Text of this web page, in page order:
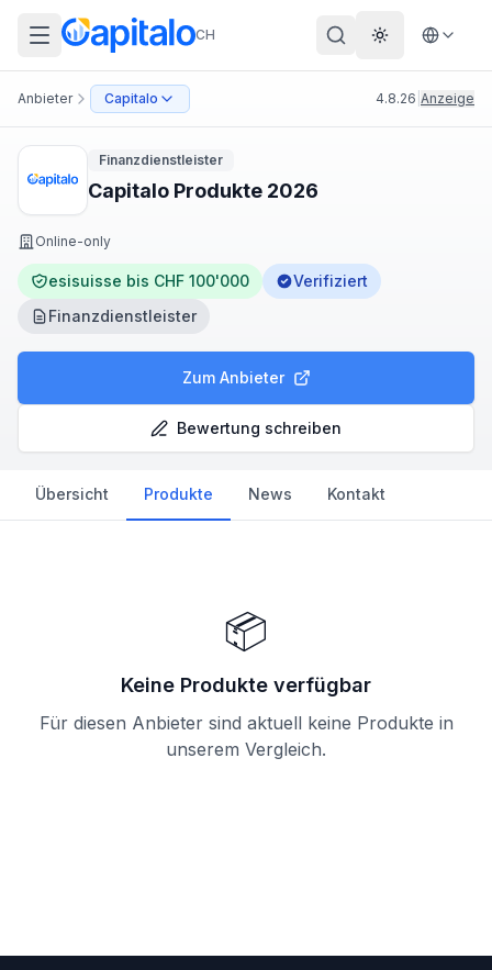
CH Theme
Anbieter Capitalo 4.8.26 Anzeige
Finanzdienstleister
Capitalo Produkte 2026
Online-only
esisuisse bis CHF 100'000
Verifiziert
Finanzdienstleister
Zum Anbieter
Bewertung schreiben
Übersicht Produkte News Kontakt
📦
Keine Produkte verfügbar
Für diesen Anbieter sind aktuell keine Produkte in
unserem Vergleich.